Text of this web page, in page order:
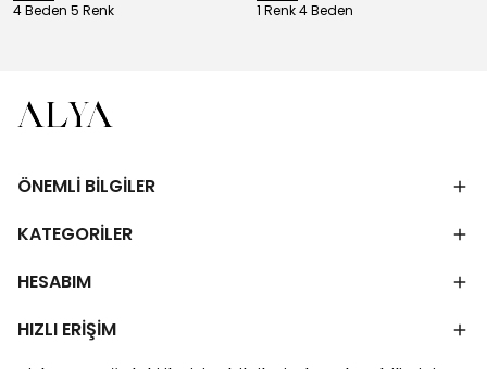
4 Beden 5 Renk 1 Renk 4 Beden
ÖNEMLİ BİLGİLER
KATEGORİLER
HESABIM
HIZLI ERİŞİM